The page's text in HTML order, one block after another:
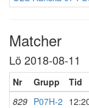
Matcher
Lö 2018-08-11
Nr Grupp Tid
829 P07H-2